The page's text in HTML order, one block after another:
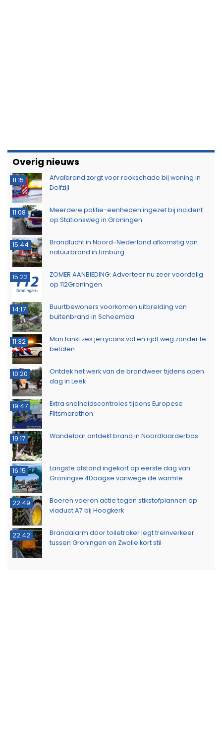
Overig nieuws
11:15
Afvalbrand zorgt voor rookschade bij woning in
Delfzijl
11:08
Meerdere politie-eenheden ingezet bij incident
op Stationsweg in Groningen
15:44
Brandlucht in Noord-Nederland afkomstig van
natuurbrand in Limburg
15:22
ZOMER AANBIEDING: Adverteer nu zeer voordelig
op 112Groningen
14:17
Buurtbewoners voorkomen uitbreiding van
buitenbrand in Scheemda
11:32
Man tankt zes jerrycans vol en rijdt weg zonder te
betalen
10:20
Ontdek het werk van de brandweer tijdens open
dag in Leek
19:47
Extra snelheidscontroles tijdens Europese
Flitsmarathon
19:17 Wandelaar ontdekt brand in Noordlaarderbos
16:15
Langste afstand ingekort op eerste dag van
Groningse 4Daagse vanwege de warmte
22:49
Boeren voeren actie tegen stikstofplannen op
viaduct A7 bij Hoogkerk
22:42
Brandalarm door toiletroker legt treinverkeer
tussen Groningen en Zwolle kort stil